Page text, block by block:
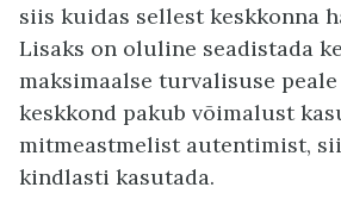
siis kuidas sellest keskkonna
Lisaks on oluline seadistada
maksimaalse turvalisuse
keskkond pakub võimalust
mitmeastmelist autentimist,
kindlasti kasutada.